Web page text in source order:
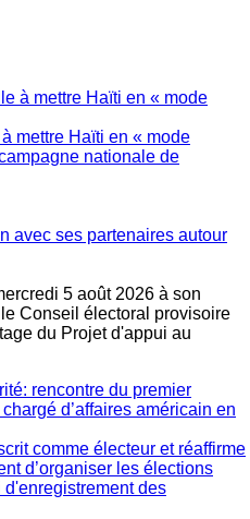
mettre Haïti en « mode
nationale de
avec ses partenaires autour
5 août 2026 à son
Conseil électoral provisoire
du Projet d'appui au
rencontre du premier
d’affaires américain en
comme électeur et réaffirme
d’organiser les élections
des